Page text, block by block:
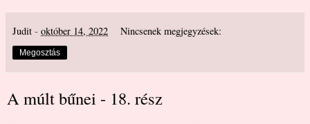
Judit - október 14, 2022 Nincsenek megjegyzések:
Megosztás
A múlt bűnei - 18. rész